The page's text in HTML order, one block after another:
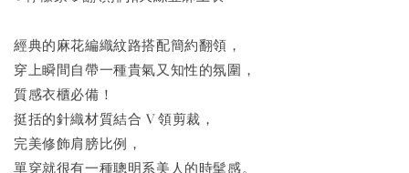
經典的麻花編織紋路搭配簡約翻領，
穿上瞬間自帶一種貴氣又知性的氛圍，
質感衣櫃必備！
挺括的針織材質結合 V 領剪裁，
完美修飾肩膀比例，
單穿就很有一種聰明系美人的時髦感。